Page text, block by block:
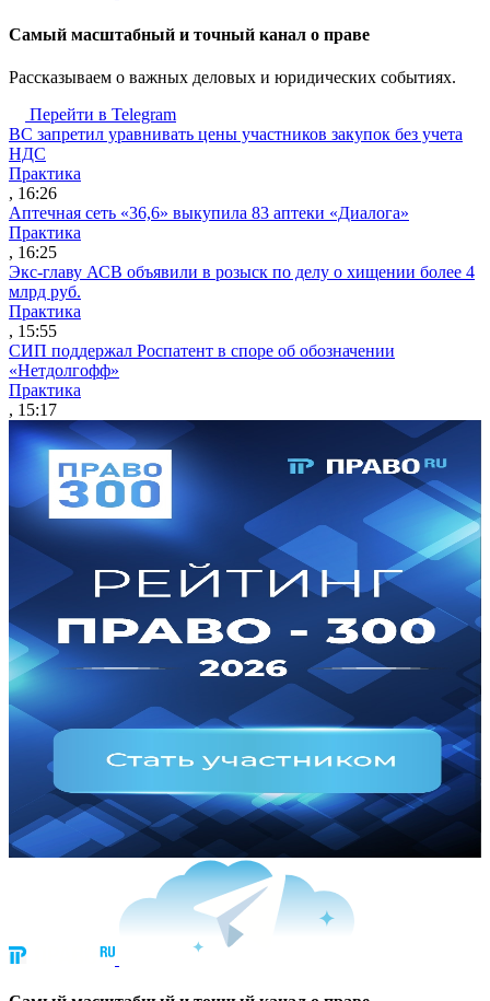
Cамый масштабный и точный канал о праве
Рассказываем о важных деловых и юридических событиях.
Перейти в Telegram
ВС запретил уравнивать цены участников закупок без учета
НДС
Практика
, 16:26
Аптечная сеть «36,6» выкупила 83 аптеки «Диалога»
Практика
, 16:25
Экс-главу АСВ объявили в розыск по делу о хищении более 4
млрд руб.
Практика
, 15:55
СИП поддержал Роспатент в споре об обозначении
«Нетдолгофф»
Практика
, 15:17